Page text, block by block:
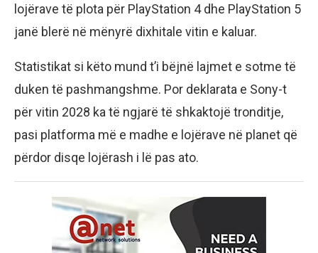
lojërave të plota për PlayStation 4 dhe PlayStation 5
janë blerë në mënyrë dixhitale vitin e kaluar.
Statistikat si këto mund t’i bëjnë lajmet e sotme të
duken të pashmangshme. Por deklarata e Sony-t
për vitin 2028 ka të ngjarë të shkaktojë tronditje,
pasi platforma më e madhe e lojërave në planet që
përdor disqe lojërash i lë pas ato.